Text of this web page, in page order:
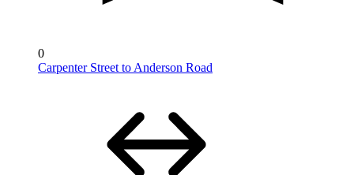
0
Carpenter Street to Anderson Road